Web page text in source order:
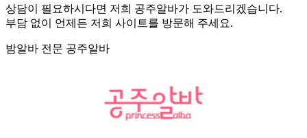
상담이 필요하시다면 저희 공주알바가 도와드리겠습니다.
부담 없이 언제든 저희 사이트를 방문해 주세요.
밤알바 전문 공주알바